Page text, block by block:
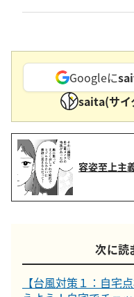
Googleに
saita(サイ
容姿至上主
次に読
【台風対策１：自宅